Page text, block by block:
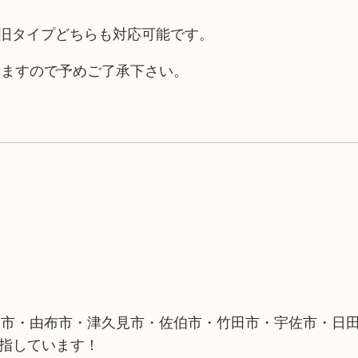
イプどちらも対応可能です。
すので予めご了承下さい。
・由布市・津久見市・佐伯市・竹田市・宇佐市・日
しています！